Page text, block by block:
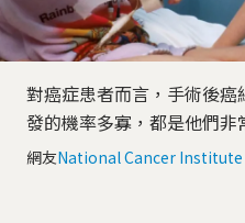
對癌症患者而言，手術後
發的機率多寡，都是他們非
網友National Cancer Institute